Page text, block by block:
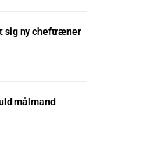
sig ny cheftræner
målmand